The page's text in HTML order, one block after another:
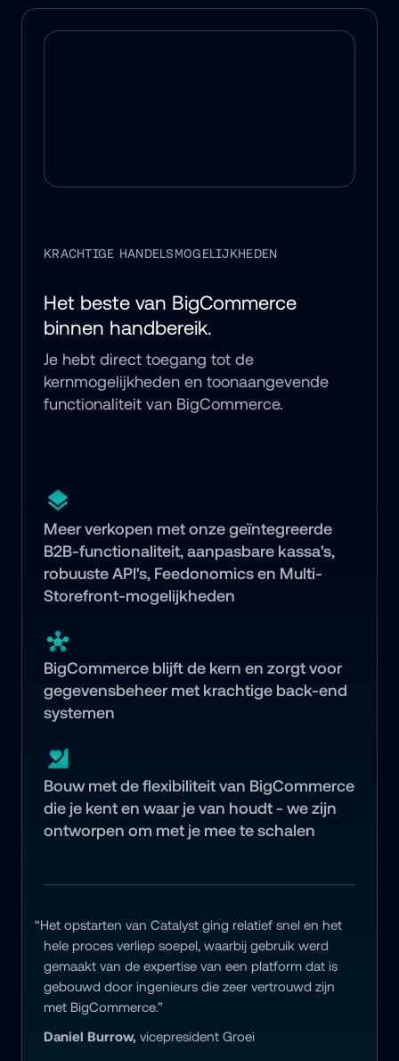
KRACHTIGE HANDELSMOGELIJKHEDEN
Het beste van BigCommerce
binnen handbereik.
Je hebt direct toegang tot de
kernmogelijkheden en toonaangevende
functionaliteit van BigCommerce.
Meer verkopen met onze geïntegreerde
B2B-functionaliteit, aanpasbare kassa's,
robuuste API's, Feedonomics en Multi-
Storefront-mogelijkheden
BigCommerce blijft de kern en zorgt voor
gegevensbeheer met krachtige back-end
systemen
Bouw met de flexibiliteit van BigCommerce
die je kent en waar je van houdt - we zijn
ontworpen om met je mee te schalen
“Het opstarten van Catalyst ging relatief snel en het
hele proces verliep soepel, waarbij gebruik werd
gemaakt van de expertise van een platform dat is
gebouwd door ingenieurs die zeer vertrouwd zijn
met BigCommerce.”
Daniel Burrow, vicepresident Groei